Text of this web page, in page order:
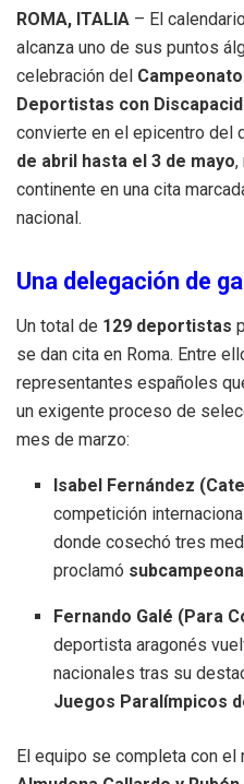
ROMA, ITALIA – El
alcanza uno de sus puntos
celebración del
Deportistas con
convierte en el epicentro del
de abril hasta el 3 de mayo,
continente en una cita
nacional .
Una delegación de
Un total de 129 deportistas
se dan cita en Roma. Entre
representantes españoles
un exigente proceso de
mes de marzo:
Isabel Fernández
competición
donde cosechó tres
proclamó
Fernando Galé (Para
deportista aragonés
nacionales tras su
Juegos Paralímpicos
El equipo se completa con